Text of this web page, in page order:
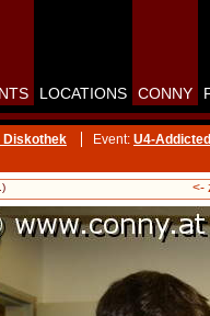
LOCATIONS CONNY
Diskothek Event: U4-
<-